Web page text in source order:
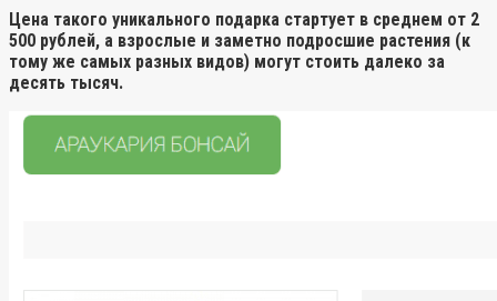
Цена такого уникального подарка стартует в среднем от 2
500 рублей, а взрослые и заметно подросшие растения (к
тому же самых разных видов) могут стоить далеко за
десять тысяч.